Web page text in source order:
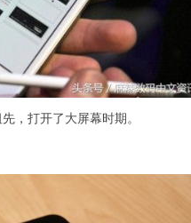
，打开了大屏幕时期。